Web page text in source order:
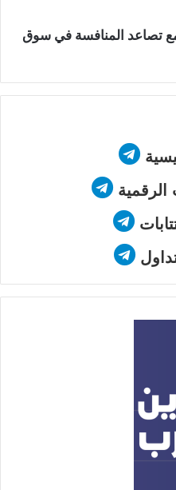
تصاعد المنافسة في سوق
الرقمية